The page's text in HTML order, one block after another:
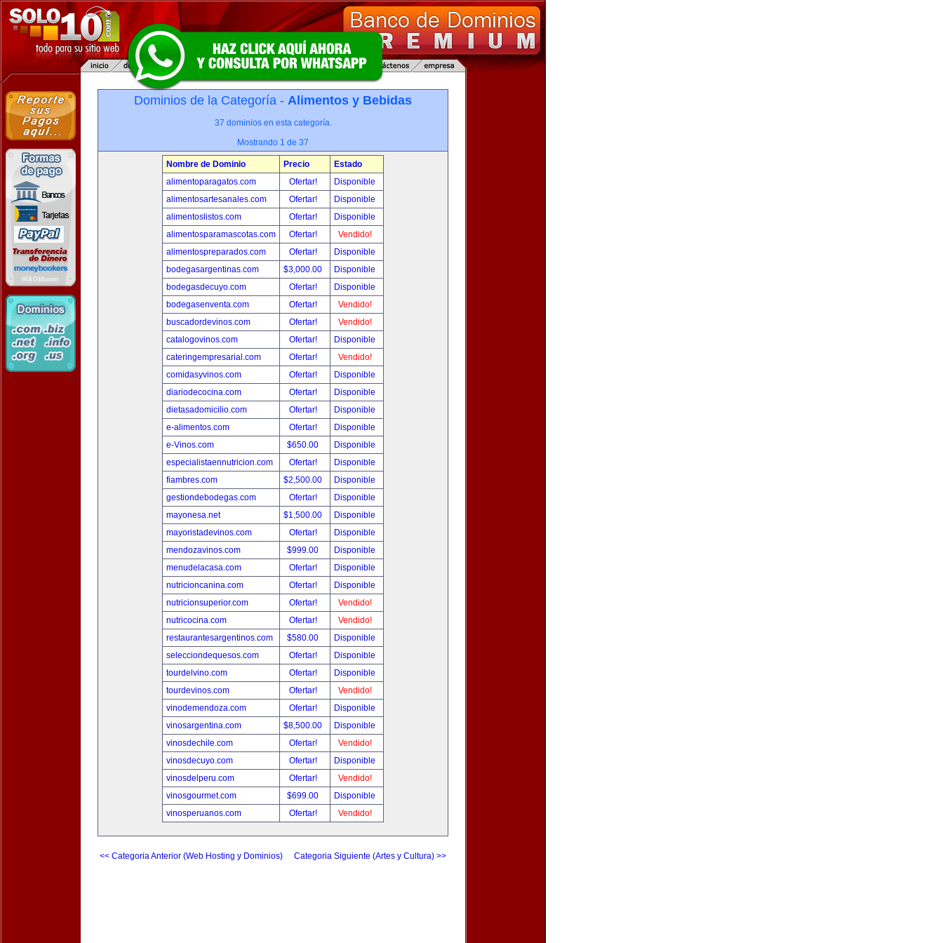
Dominios de la Categoría - Alimentos y Bebidas
37 dominios en esta categoría.
Mostrando 1 de 37
Nombre de Dominio Precio
Estado
alimentoparagatos.com
Ofertar!
Disponible
alimentosartesanales.com
Ofertar!
Disponible
alimentoslistos.com
Ofertar!
Disponible
alimentosparamascotas.com
Ofertar!
Vendido!
alimentospreparados.com
Ofertar!
Disponible
bodegasargentinas.com
$3,000.00
Disponible
bodegasdecuyo.com
Ofertar!
Disponible
bodegasenventa.com
Ofertar!
Vendido!
buscadordevinos.com
Ofertar!
Vendido!
catalogovinos.com
Ofertar!
Disponible
cateringempresarial.com
Ofertar!
Vendido!
comidasyvinos.com
Ofertar!
Disponible
diariodecocina.com
Ofertar!
Disponible
dietasadomicilio.com
Ofertar!
Disponible
e-alimentos.com
Ofertar!
Disponible
e-Vinos.com
$650.00
Disponible
especialistaennutricion.com
Ofertar!
Disponible
fiambres.com
$2,500.00
Disponible
gestiondebodegas.com
Ofertar!
Disponible
mayonesa.net
$1,500.00
Disponible
mayoristadevinos.com
Ofertar!
Disponible
mendozavinos.com
$999.00
Disponible
menudelacasa.com
Ofertar!
Disponible
nutricioncanina.com
Ofertar!
Disponible
nutricionsuperior.com
Ofertar!
Vendido!
nutricocina.com
Ofertar!
Vendido!
restaurantesargentinos.com
$580.00
Disponible
selecciondequesos.com
Ofertar!
Disponible
tourdelvino.com
Ofertar!
Disponible
tourdevinos.com
Ofertar!
Vendido!
vinodemendoza.com
Ofertar!
Disponible
vinosargentina.com
$8,500.00
Disponible
vinosdechile.com
Ofertar!
Vendido!
vinosdecuyo.com
Ofertar!
Disponible
vinosdelperu.com
Ofertar!
Vendido!
vinosgourmet.com
$699.00
Disponible
vinosperuanos.com
Ofertar! Vendido!
<< Categoria Anterior (Web Hosting y Dominios) Categoria Siguiente (Artes y Cultura) >>